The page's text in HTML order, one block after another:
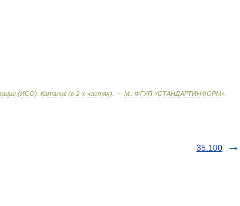
(ИСО). Каталог (в 2-х частях). — М : ФГУП «СТАНДАРТИНФОРМ»
35.100